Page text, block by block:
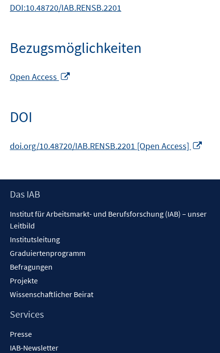
DOI:10.48720/IAB.RENSB.2201
Bezugsmöglichkeiten
Open Access
DOI
doi.org/10.48720/IAB.RENSB.2201 [Open Access]
Footer
Das IAB
Institut für Arbeitsmarkt- und Berufsforschung (IAB) – unser
Leitbild
Institutsleitung
Graduiertenprogramm
Befragungen
Projekte
Wissenschaftlicher Beirat
Services
Presse
IAB-Newsletter